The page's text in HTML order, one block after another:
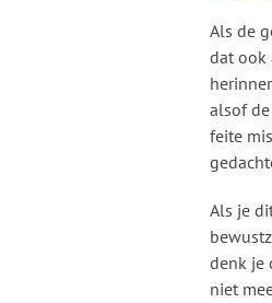
Als de
dat ook
alsof
feite
Als je
denk je
niet